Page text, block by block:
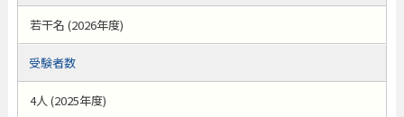
若干名 (2026年度)
受験者数
4人 (2025年度)